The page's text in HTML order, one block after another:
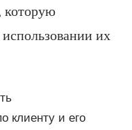
которую
их
клиенту и его